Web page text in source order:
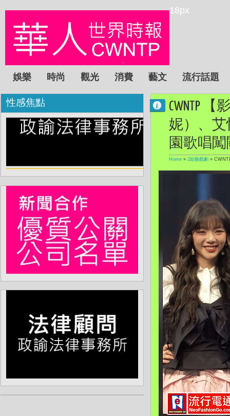
18px
娛樂 時尚 觀光 消費 藝文 流行話題
CWNTP
妮）、艾
園歌唱
Home » 2綜藝戲劇 »
性感焦點